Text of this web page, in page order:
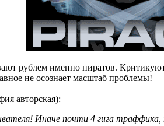
рублем именно пиратов.
не осознает масштаб проблемы!
авторская):
Иначе почти 4 гига